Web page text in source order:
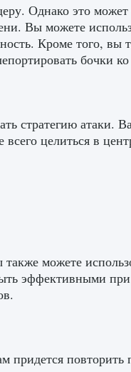
Однако это
Вы можете
Кроме того, вы
бочки
стратегию атаки.
целиться в
можете
эффективными
придется повторить